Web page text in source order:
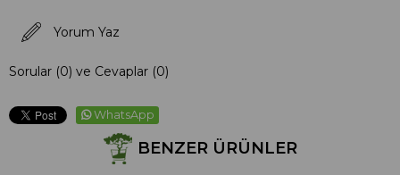
Yorum Yaz
Sorular (0) ve Cevaplar (0)
WhatsApp
BENZER ÜRÜNLER